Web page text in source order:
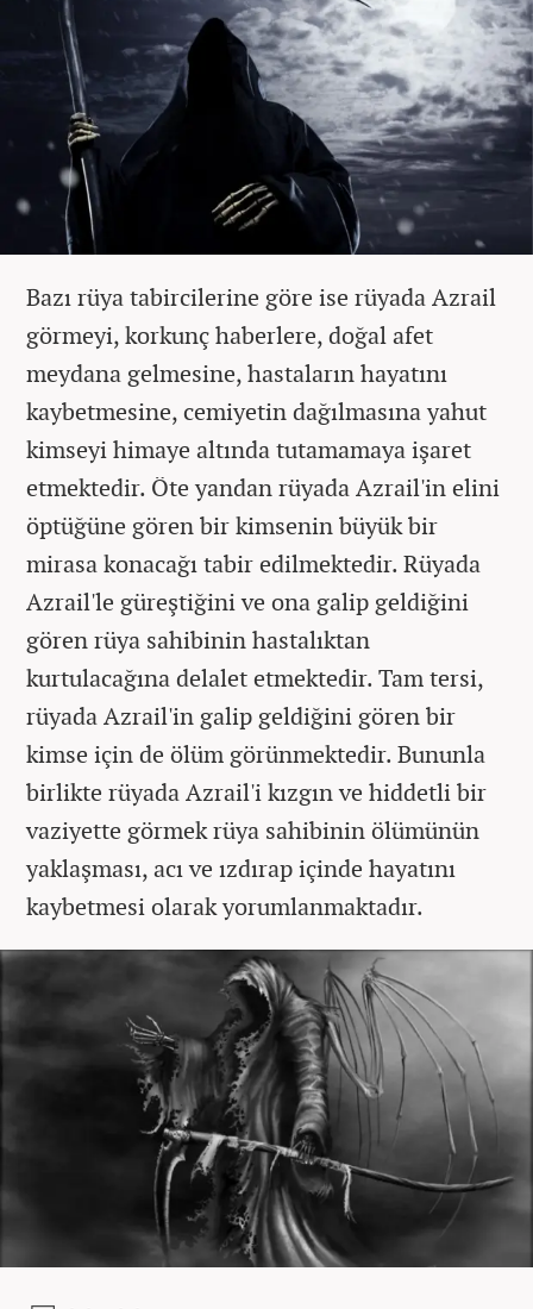
Bazı rüya tabircilerine göre ise rüyada Azrail
görmeyi, korkunç haberlere, doğal afet
meydana gelmesine, hastaların hayatını
kaybetmesine, cemiyetin dağılmasına yahut
kimseyi himaye altında tutamamaya işaret
etmektedir. Öte yandan rüyada Azrail'in elini
öptüğüne gören bir kimsenin büyük bir
mirasa konacağı tabir edilmektedir. Rüyada
Azrail'le güreştiğini ve ona galip geldiğini
gören rüya sahibinin hastalıktan
kurtulacağına delalet etmektedir. Tam tersi,
rüyada Azrail'in galip geldiğini gören bir
kimse için de ölüm görünmektedir. Bununla
birlikte rüyada Azrail'i kızgın ve hiddetli bir
vaziyette görmek rüya sahibinin ölümünün
yaklaşması, acı ve ızdırap içinde hayatını
kaybetmesi olarak yorumlanmaktadır.